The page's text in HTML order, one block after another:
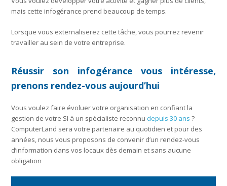
mais cette infogérance prend beaucoup de temps.
Lorsque vous externaliserez cette tâche, vous pourrez revenir
travailler au sein de votre entreprise.
Réussir son infogérance vous intéresse,
prenons rendez-vous aujourd’hui
Vous voulez faire évoluer votre organisation en confiant la
gestion de votre SI à un spécialiste reconnu depuis 30 ans ?
ComputerLand sera votre partenaire au quotidien et pour des
années, nous vous proposons de convenir d’un rendez-vous
d’information dans vos locaux dès demain et sans aucune
obligation